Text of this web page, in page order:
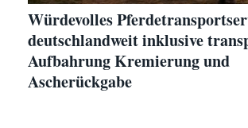
Würdevolles
deutschlandweit inklusive
Aufbahrung Kremierung und
Ascherückgabe